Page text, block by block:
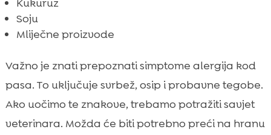
Kukuruz
Soju
Mliječne proizvode
Važno je znati prepoznati simptome alergija kod
pasa. To uključuje svrbež, osip i probavne tegobe.
Ako uočimo te znakove, trebamo potražiti savjet
veterinara. Možda će biti potrebno preći na hranu